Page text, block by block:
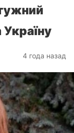
4 года назад